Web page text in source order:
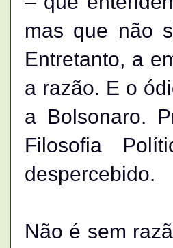
mas que não
Entretanto, a
a razão. E o
a Bolsonaro.
Filosofia
despercebido.
Não é sem